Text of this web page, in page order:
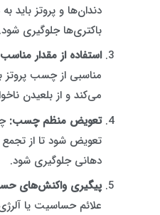
دندان‌ها و پروتز باید
باکتری‌ها جلوگیری شود.
استفاده از مقدار
مناسبی از چسب پروتز
می‌کند و از بلعیدن
تعویض منظم چسب:
تعویض شود تا از
دهانی جلوگیری شود.
پیگیری واکنش‌های
علائم حساسیت یا